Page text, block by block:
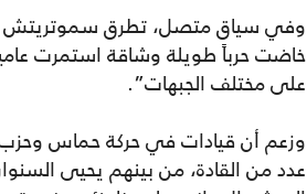
وفي سياق متصل، تطرق سموتريتش
خاضت حرباً طويلة وشاقة استمرت
على مختلف الجبهات”.
وزعم أن قيادات في حركة حماس
عدد من القادة، من بينهم يحيى